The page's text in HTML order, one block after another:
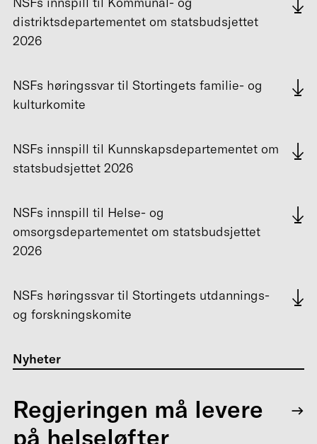
distriktsdepartementet om statsbudsjettet
2026
NSFs høringssvar til Stortingets familie- og
kulturkomite
NSFs innspill til Kunnskapsdepartementet om
statsbudsjettet 2026
NSFs innspill til Helse- og
omsorgsdepartementet om statsbudsjettet
2026
NSFs høringssvar til Stortingets utdannings-
og forskningskomite
Nyheter
Regjeringen må levere
på helseløfter